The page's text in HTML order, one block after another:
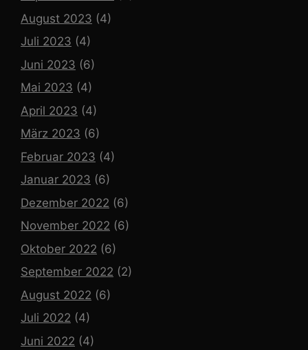
August 2023 (4)
Juli 2023 (4)
Juni 2023 (6)
Mai 2023 (4)
April 2023 (4)
März 2023 (6)
Februar 2023 (4)
Januar 2023 (6)
Dezember 2022 (6)
November 2022 (6)
Oktober 2022 (6)
September 2022 (2)
August 2022 (6)
Juli 2022 (4)
Juni 2022 (4)